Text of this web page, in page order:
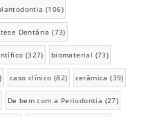
(106)
Dentária (73)
(327) biomaterial (73)
caso clínico (82) cerâmica (39)
De bem com a Periodontia (27)